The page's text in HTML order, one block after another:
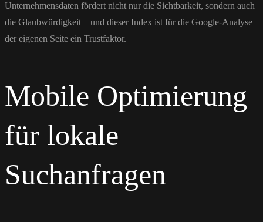
Unternehmensdaten fördert nicht nur die Sichtbarkeit, sondern auch
die Glaubwürdigkeit – und dieser Index ist für die Google-Analyse
der eigenen Seite ein Trustfaktor.
Mobile Optimierung
für lokale
Suchanfragen